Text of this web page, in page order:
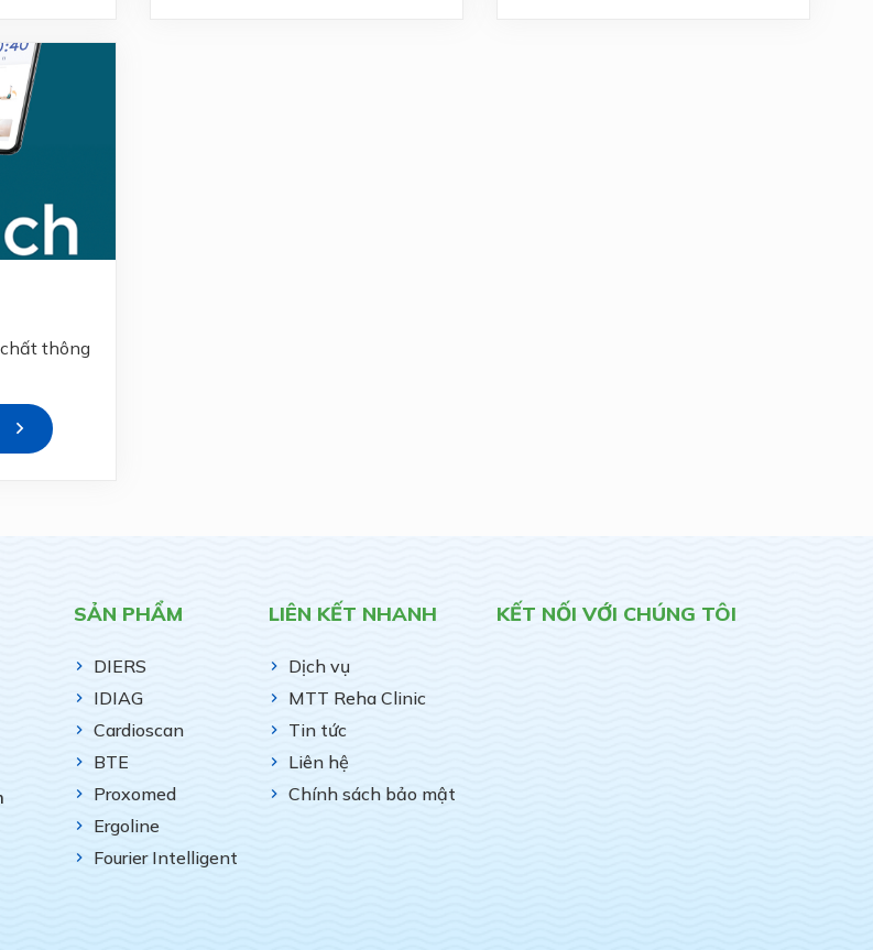
thông
SẢN PHẨM
DIERS
IDIAG
Cardioscan
BTE
Proxomed
Ergoline
Fourier Intelligent
LIÊN KẾT NHANH
Dịch vụ
MTT Reha Clinic
Tin tức
Liên hệ
Chính sách bảo mật
KẾT NỐI VỚI CHÚNG TÔI